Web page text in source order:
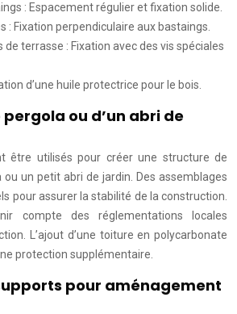
: Espacement régulier et fixation solide.
: Fixation perpendiculaire aux bastaings.
de terrasse : Fixation avec des vis spéciales
d’une huile protectrice pour le bois.
ou d’un abri de
être utilisés pour créer une structure de
ou un petit abri de jardin. Des assemblages
pour assurer la stabilité de la construction.
compte des réglementations locales
L’ajout d’une toiture en polycarbonate
protection supplémentaire.
pour aménagement